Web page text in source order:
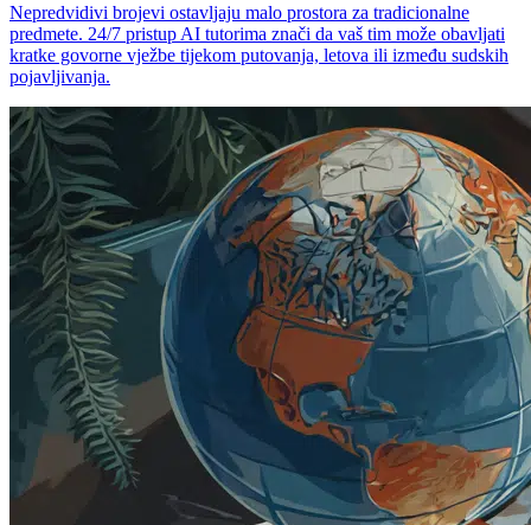
Nepredvidivi brojevi ostavljaju malo prostora za tradicionalne
predmete. 24/7 pristup AI tutorima znači da vaš tim može obavljati
kratke govorne vježbe tijekom putovanja, letova ili između sudskih
pojavljivanja.